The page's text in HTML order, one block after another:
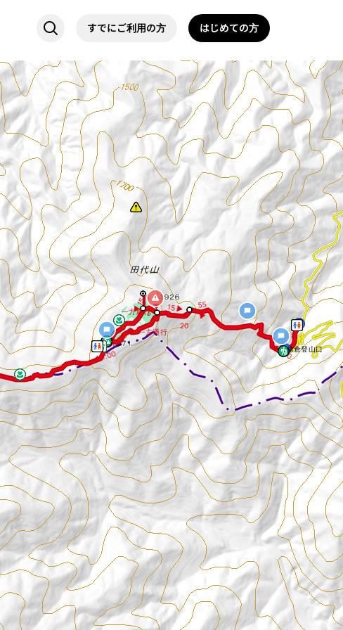
すでにご利用の方 はじめての方
8
◀ 1:10
55
▶
◀
20
15 ▶
◀
5
一方通行
一方通行
15 ▶
5
◀ 1:00
猿倉登山口
◀ 15